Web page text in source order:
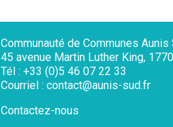
Communauté de Communes Aunis
45 avenue Martin Luther King,
Tél : +33 (0)5 46 07 22 33
Courriel : contact@aunis-sud.fr
Contactez-nous